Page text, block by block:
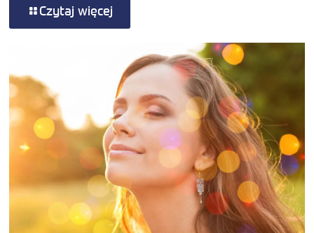
Czytaj więcej